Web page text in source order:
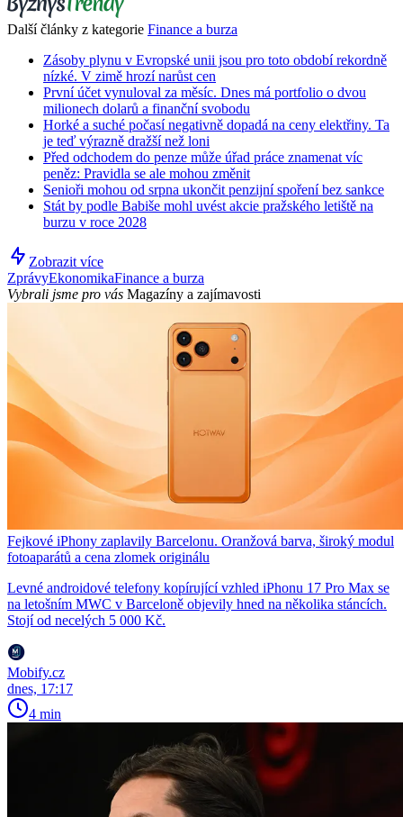
Další články z kategorie Finance a burza
Zásoby plynu v Evropské unii jsou pro toto období rekordně
nízké. V zimě hrozí narůst cen
První účet vynuloval za měsíc. Dnes má portfolio o dvou
milionech dolarů a finanční svobodu
Horké a suché počasí negativně dopadá na ceny elektřiny. Ta
je teď výrazně dražší než loni
Před odchodem do penze může úřad práce znamenat víc
peněz: Pravidla se ale mohou změnit
Senioři mohou od srpna ukončit penzijní spoření bez sankce
Stát by podle Babiše mohl uvést akcie pražského letiště na
burzu v roce 2028
Zobrazit více
ZprávyEkonomikaFinance a burza
Vybrali jsme pro vás Magazíny a zajímavosti
Fejkové iPhony zaplavily Barcelonu. Oranžová barva, široký modul
fotoaparátů a cena zlomek originálu
Levné androidové telefony kopírující vzhled iPhonu 17 Pro Max se
na letošním MWC v Barceloně objevily hned na několika stáncích.
Stojí od necelých 5 000 Kč.
Mobify.cz
dnes, 17:17
4 min